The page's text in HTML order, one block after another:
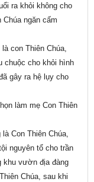
ra khỏi không cho
ngăn cấm
con Thiên Chúa,
chuộc cho khỏi hình
gây ra hệ lụy cho
làm mẹ Con Thiên
Con Thiên Chúa,
nguyên tổ cho trần
khu vườn địa đàng
Chúa, sau khi